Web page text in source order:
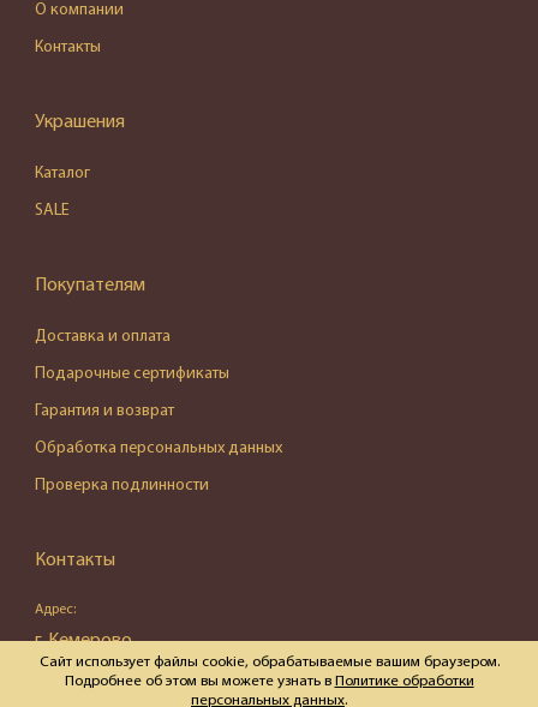
О компании
Контакты
Украшения
Каталог
SALE
Покупателям
Доставка и оплата
Подарочные сертификаты
Гарантия и возврат
Обработка персональных данных
Проверка подлинности
Контакты
Адрес:
г. Кемерово,
ул. Весенняя, д. 16, пом. 87
Сайт использует файлы cookie, обрабатываемые вашим браузером.
Подробнее об этом вы можете узнать в Политике обработки
персональных данных.